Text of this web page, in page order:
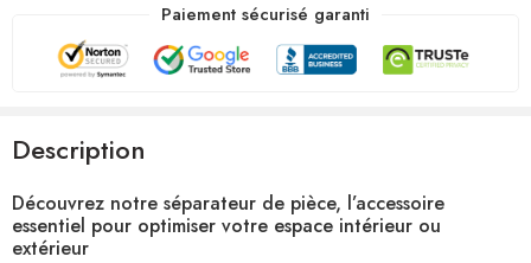
Paiement sécurisé garanti
Description
Découvrez notre séparateur de pièce, l’accessoire
essentiel pour optimiser votre espace intérieur ou
extérieur